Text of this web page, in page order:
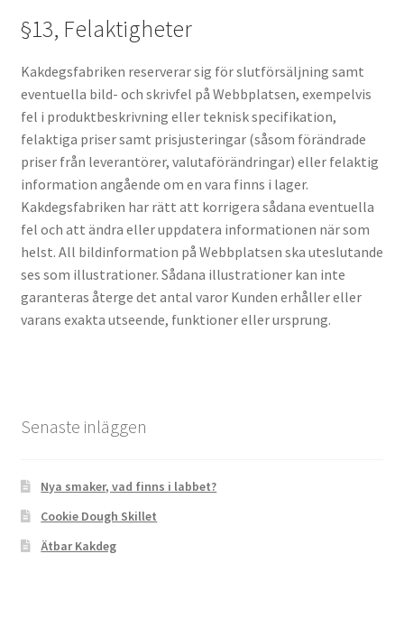
§13, Felaktigheter
Kakdegsfabriken reserverar sig för slutförsäljning samt
eventuella bild- och skrivfel på Webbplatsen, exempelvis
fel i produktbeskrivning eller teknisk specifikation,
felaktiga priser samt prisjusteringar (såsom förändrade
priser från leverantörer, valutaförändringar) eller felaktig
information angående om en vara finns i lager.
Kakdegsfabriken har rätt att korrigera sådana eventuella
fel och att ändra eller uppdatera informationen när som
helst. All bildinformation på Webbplatsen ska uteslutande
ses som illustrationer. Sådana illustrationer kan inte
garanteras återge det antal varor Kunden erhåller eller
varans exakta utseende, funktioner eller ursprung.
Senaste inläggen
Nya smaker, vad finns i labbet?
Cookie Dough Skillet
Ätbar Kakdeg